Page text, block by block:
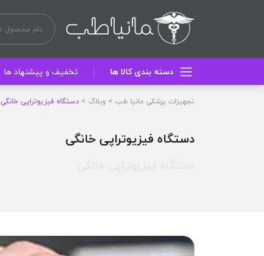
دسته بندی کالا ها تخفیف و پیشنهاد ها
تجهیزات پزشکی مانیا طب وبلاگ دستگاه فیزیوتراپی خانگی
دستگاه فیزیوتراپی خانگی